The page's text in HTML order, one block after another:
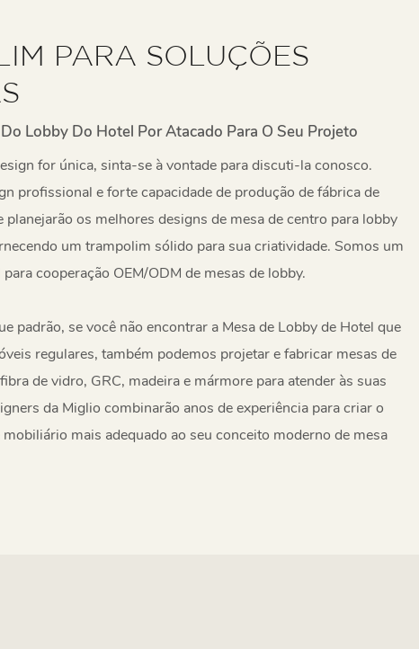
PARA SOLUÇÕES
Lobby Do Hotel Por Atacado Para O Seu Projeto
for única, sinta-se à vontade para discuti-la conosco.
profissional e forte capacidade de produção de fábrica de
planejarão os melhores designs de mesa de centro para lobby
um trampolim sólido para sua criatividade. Somos um
cooperação OEM/ODM de mesas de lobby.
padrão, se você não encontrar a Mesa de Lobby de Hotel que
regulares, também podemos projetar e fabricar mesas de
de vidro, GRC, madeira e mármore para atender às suas
da Miglio combinarão anos de experiência para criar o
mais adequado ao seu conceito moderno de mesa